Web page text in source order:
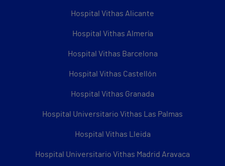
Hospital Vithas Alicante
Hospital Vithas Almería
Hospital Vithas Barcelona
Hospital Vithas Castellón
Hospital Vithas Granada
Hospital Universitario Vithas Las Palmas
Hospital Vithas Lleida
Hospital Universitario Vithas Madrid Aravaca